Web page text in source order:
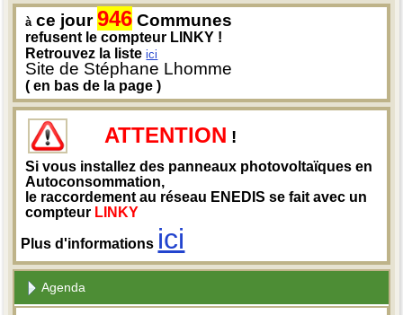
à ce jour946 Communes
refusent le compteur LINKY !
Retrouvez la listeici
Site de Stéphane Lhomme
( en bas de la page )
ATTENTION !
Si vous installez des panneaux photovoltaïques en
Autoconsommation,
le raccordement au réseau ENEDIS se fait avec un
compteur LINKY
Plus d'informations ici
Agenda